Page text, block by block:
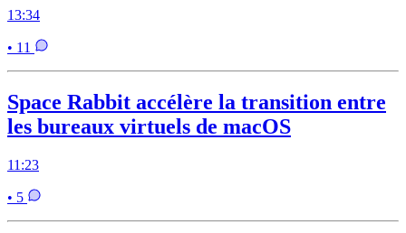
13:34
• 11
Space Rabbit accélère la transition entre
les bureaux virtuels de macOS
11:23
• 5